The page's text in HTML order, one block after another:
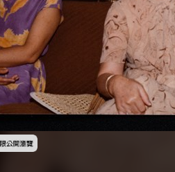
受著作權法保護-僅限於本平台有限度公開瀏覽